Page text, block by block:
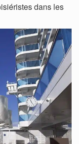
dans les